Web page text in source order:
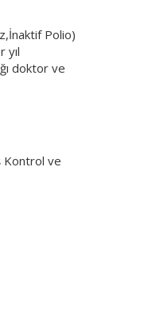
Polio)
yıl
doktor ve
Kontrol ve